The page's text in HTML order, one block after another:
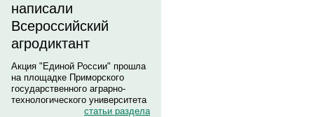
написали
Всероссийский
агродиктант
Акция "Единой России" прошла
на площадке Приморского
государственного аграрно-
технологического университета
статьи раздела